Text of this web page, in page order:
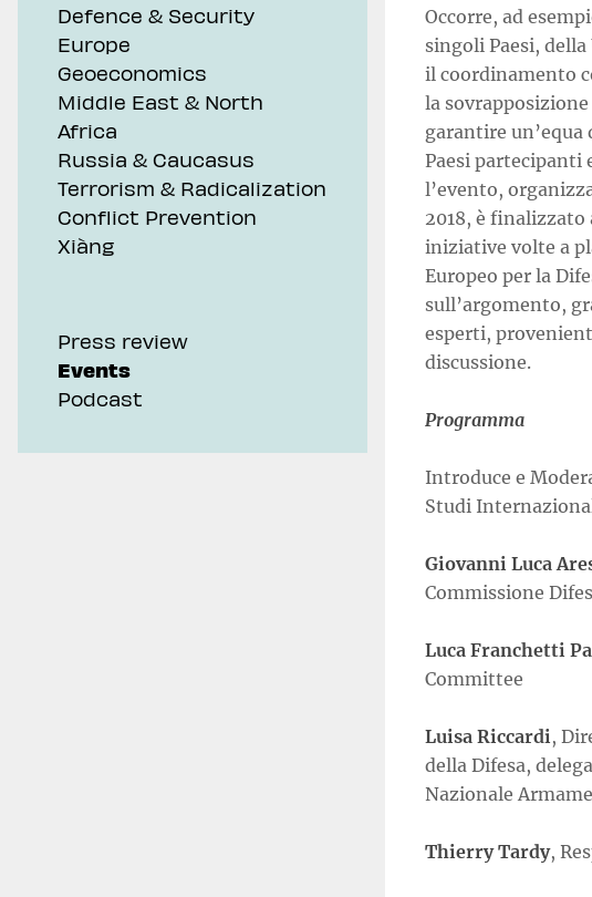
Defence & Security
Europe
Geoeconomics
Middle East & North
Africa
Russia & Caucasus
Terrorism & Radicalization
Conflict Prevention
Xiàng
Press review
Events
Podcast
Occorre, ad
singoli Paesi,
il coordinamento
la
garantire
Paesi
l’evento,
2018, è finalizzato
iniziative volte a
Europeo per la
sull’argomento,
esperti,
discussione.
Programma
Introduce e
Studi
Giovanni Luca
Commissione
Luca Franchetti
Committee
Luisa Riccardi,
della Difesa,
Nazionale
Thierry Tardy,